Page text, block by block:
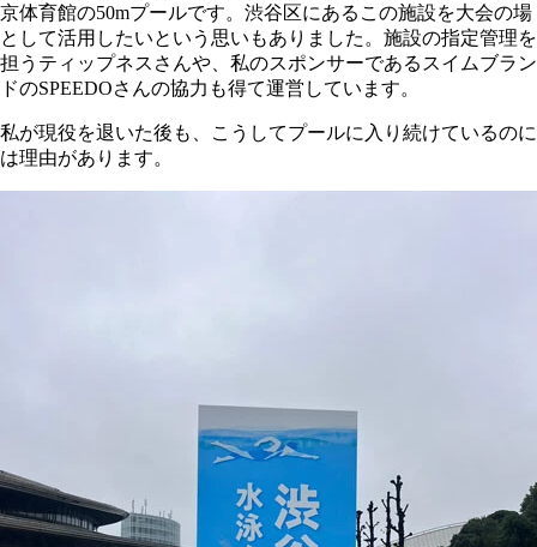
京体育館の50mプールです。渋谷区にあるこの施設を大会の場
として活用したいという思いもありました。施設の指定管理を
担うティップネスさんや、私のスポンサーであるスイムブラン
ドのSPEEDOさんの協力も得て運営しています。
私が現役を退いた後も、こうしてプールに入り続けているのに
は理由があります。